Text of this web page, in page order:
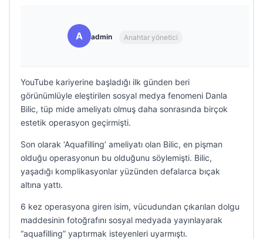
A admin Anahtar yönetici
YouTube kariyerine başladığı ilk günden beri
görünümlüyle eleştirilen sosyal medya fenomeni Danla
Bilic, tüp mide ameliyatı olmuş daha sonrasında birçok
estetik operasyon geçirmişti.
Son olarak ‘Aquafilling’ ameliyatı olan Bilic, en pişman
olduğu operasyonun bu olduğunu söylemişti. Bilic,
yaşadığı komplikasyonlar yüzünden defalarca bıçak
altına yattı.
6 kez operasyona giren isim, vücudundan çıkarılan dolgu
maddesinin fotoğrafını sosyal medyada yayınlayarak
“aquafilling” yaptırmak isteyenleri uyarmıştı.